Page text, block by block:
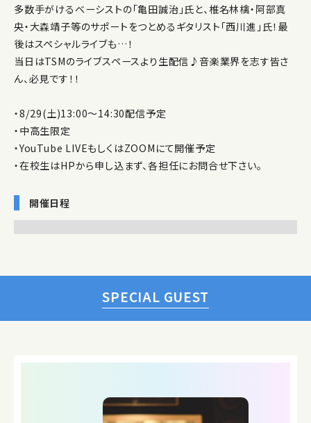
多数手がけるベーシストの「亀田誠治」氏と、椎名林檎・阿部真
央・大森靖子等のサポートをつとめるギタリスト「西川進」氏！最
後はスペシャルライブも…！
当日はTSMのライブスペースより生配信♪音楽業界を志す皆さ
ん、必見です！！
・8/29(土)13:00～14:30配信予定
・中高生限定
・YouTube LIVEもしくはZOOMにて開催予定
・在校生はHPから申し込まず、各担任にお問合せ下さい。
開催日程
SPECIAL GUEST